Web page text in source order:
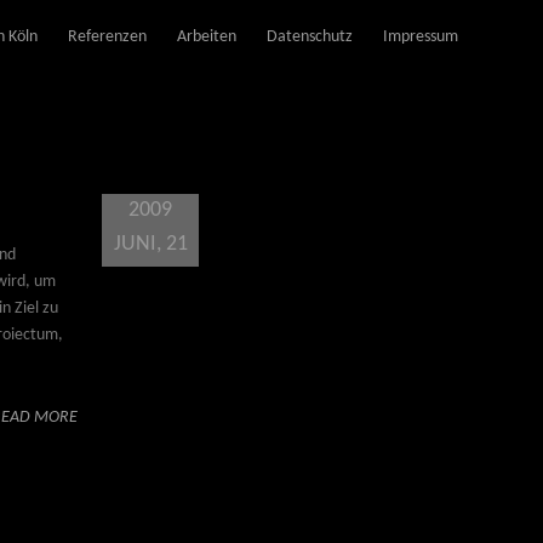
Köln Referenzen Arbeiten Datenschutz Impressum
um
Ziel zu
MORE
2009
JUNI, 21